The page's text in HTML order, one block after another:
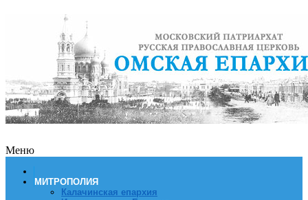
Меню
МИТРОПОЛИЯ
Калачинская епархия